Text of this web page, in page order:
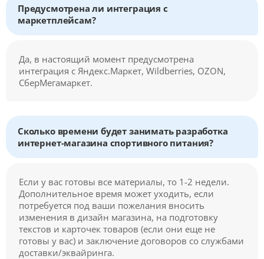
Предусмотрена ли интеграция с
маркетплейсам?
Да, в настоящий момент предусмотрена
интеграция с Яндекс.Маркет, Wildberries, OZON,
СберМегамаркет.
Сколько времени будет занимать разработка
интернет-магазина спортивного питания?
Если у вас готовы все материалы, то 1-2 недели.
Дополнительное время может уходить, если
потребуется под ваши пожелания вносить
изменения в дизайн магазина, на подготовку
текстов и карточек товаров (если они еще не
готовы у вас) и заключение договоров со службами
доставки/эквайринга.